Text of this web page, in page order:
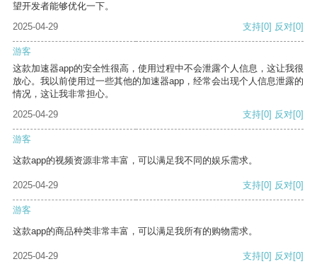
望开发者能够优化一下。
2025-04-29
支持[0] 反对[0]
游客
这款加速器app的安全性很高，使用过程中不会泄露个人信息，这让我很
放心。我以前使用过一些其他的加速器app，经常会出现个人信息泄露的
情况，这让我非常担心。
2025-04-29
支持[0] 反对[0]
游客
这款app的视频资源非常丰富，可以满足我不同的娱乐需求。
2025-04-29 支持[0] 反对[0]
游客
这款app的商品种类非常丰富，可以满足我所有的购物需求。
2025-04-29 支持[0] 反对[0]